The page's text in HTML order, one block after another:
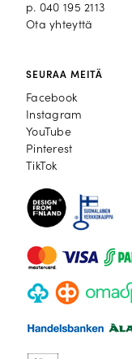
p. 040 195 2113
Ota yhteyttä
SEURAA MEITÄ
Facebook
Facebook
Instagram
Instagram
YouTube
YouTube
Pinterest
Pinterest
TikTok
TikTok